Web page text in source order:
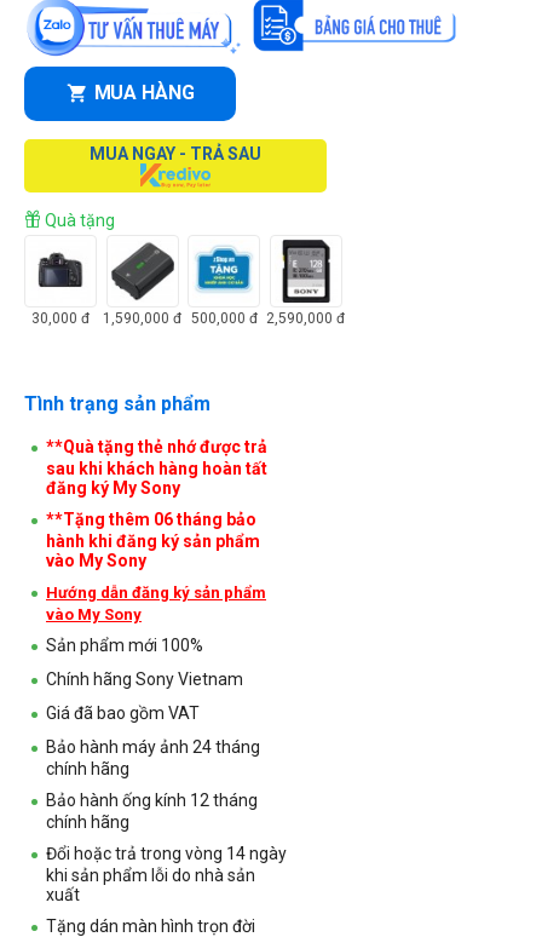
MUA HÀNG
MUA NGAY - TRẢ SAU
Quà tặng
30,000 đ 1,590,000 đ 500,000 đ 2,590,000 đ
Tình trạng sản phẩm
**Quà tặng thẻ nhớ được trả
sau khi khách hàng hoàn tất
đăng ký My Sony
**Tặng thêm 06 tháng bảo
hành khi đăng ký sản phẩm
vào My Sony
Hướng dẫn đăng ký sản phẩm
vào My Sony
Sản phẩm mới 100%
Chính hãng Sony Vietnam
Giá đã bao gồm VAT
Bảo hành máy ảnh 24 tháng
chính hãng
Bảo hành ống kính 12 tháng
chính hãng
Đổi hoặc trả trong vòng 14 ngày
khi sản phẩm lỗi do nhà sản
xuất
Tặng dán màn hình trọn đời